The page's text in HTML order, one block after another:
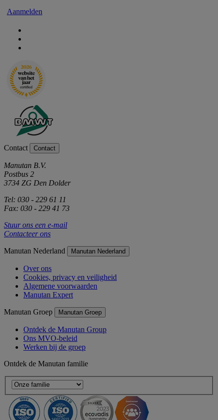
Aanmelden
Contact Contact
Manutan B.V.
Postbus 2
3734 ZG Den Dolder
Tel: 030 - 229 61 11
Fax: 030 - 229 41 73
Stuur ons een e-mail
Contacteer ons
Manutan Nederland Manutan Nederland
Over ons
Cookies, privacy en veiligheid
Algemene voorwaarden
Manutan Expert
Manutan Groep Manutan Groep
Ontdek de Manutan Group
Ons MVO-beleid
Werken bij de groep
Ontdek de Manutan familie